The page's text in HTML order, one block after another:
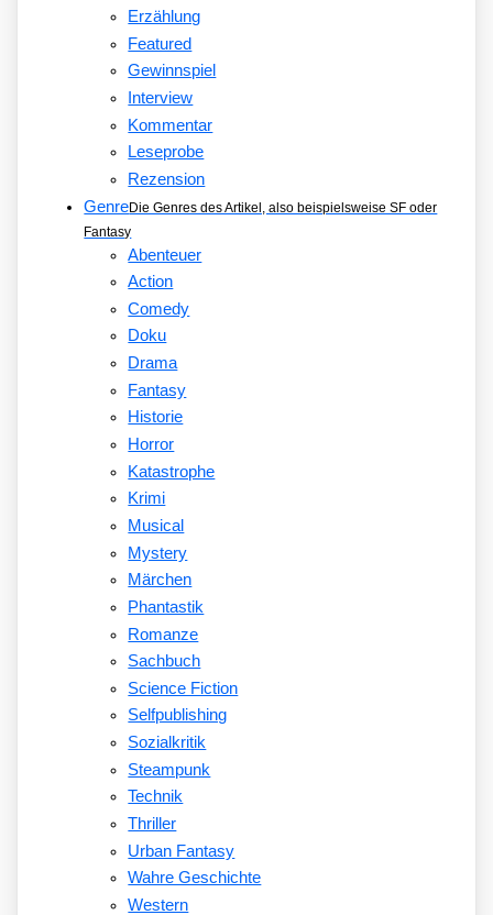
Erzählung
Featured
Gewinnspiel
Interview
Kommentar
Leseprobe
Rezension
GenreDie Genres des Artikel, also beispielsweise SF oder
Fantasy
Abenteuer
Action
Comedy
Doku
Drama
Fantasy
Historie
Horror
Katastrophe
Krimi
Musical
Mystery
Märchen
Phantastik
Romanze
Sachbuch
Science Fiction
Selfpublishing
Sozialkritik
Steampunk
Technik
Thriller
Urban Fantasy
Wahre Geschichte
Western